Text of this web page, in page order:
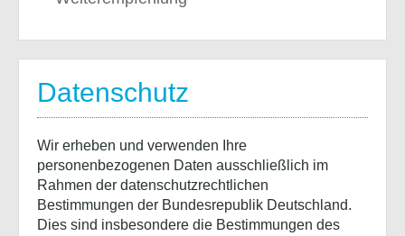
Datenschutz
Wir erheben und verwenden Ihre
personenbezogenen Daten ausschließlich im
Rahmen der datenschutzrechtlichen
Bestimmungen der Bundesrepublik Deutschland.
Dies sind insbesondere die Bestimmungen des